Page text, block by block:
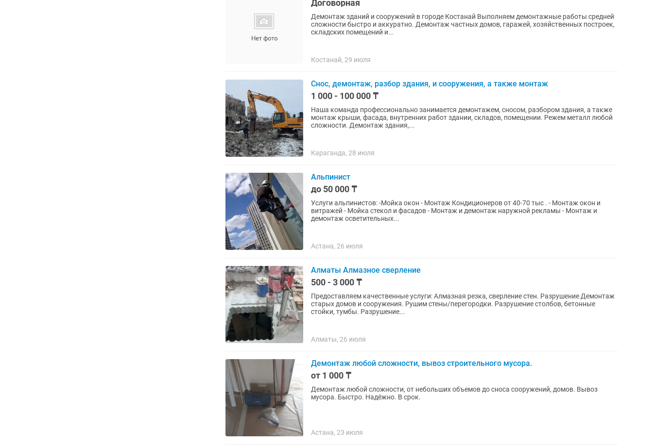
Договорная
Демонтаж зданий и сооружений в городе Костанай Выполняем демонтажные работы средней
сложности быстро и аккуратно. Демонтаж частных домов, гаражей, хозяйственных построек,
складских помещений и...
Костанай, 29 июля
Снос, демонтаж, разбор здания, и сооружения, а также монтаж
1 000 - 100 000 ₸
Наша команда профессионально занимается демонтажем, сносом, разбором здания, а также
монтаж крыши, фасада, внутренних работ здании, складов, помещении. Режем металл любой
сложности. Демонтаж здания,...
Караганда, 28 июля
Альпинист
до 50 000 ₸
Услуги альпинистов: -Мойка окон - Монтаж Кондиционеров от 40-70 тыс . - Монтаж окон и
витражей - Мойка стекол и фасадов - Монтаж и демонтаж наружной рекламы - Монтаж и
демонтаж осветительных...
Астана, 26 июля
Алматы Алмазное сверление
500 - 3 000 ₸
Предоставляем качественные услуги: Алмазная резка, сверление стен. Разрушение Демонтаж
старых домов и сооружения. Рушим стены/перегородки. Разрушение столбов, бетонные
стойки, тумбы. Разрушение...
Алматы, 26 июля
Демонтаж любой сложности, вывоз строительного мусора.
от 1 000 ₸
Демонтаж любой сложности, от небольших объемов до сноса сооружений, домов. Вывоз
мусора. Быстро. Надёжно. В срок.
Астана, 23 июля